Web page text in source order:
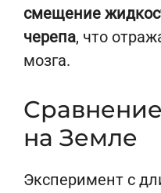
смещение
черепа, что
мозга.
на Земле
Эксперимент с